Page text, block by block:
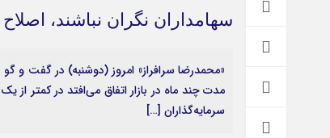
سهامداران نگران نباشند،
«محمدرضا سرافراز» امروز (دوشنبه) در گفت و
مدت چند ماه در بازار اتفاق می‌افتد در کمتر از
سرمایه‌گذاران […]